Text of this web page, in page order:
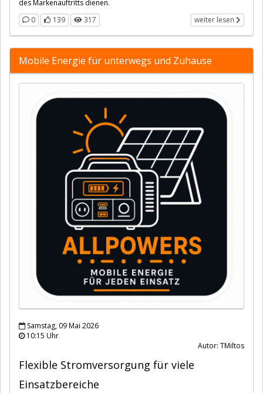
des Markenauftritts dienen.
0
139 317 weiter lesen
Mobile Energie für unterwegs und Zuhause
Samstag, 09 Mai 2026
10:15 Uhr
Autor: TMiltos
Flexible Stromversorgung für viele
Einsatzbereiche